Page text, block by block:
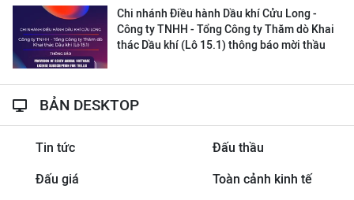
Chi nhánh Điều hành Dầu khí Cửu Long -
Công ty TNHH - Tổng Công ty Thăm dò Khai
thác Dầu khí (Lô 15.1) thông báo mời thầu
BẢN DESKTOP
Tin tức Đấu thầu
Đấu giá Toàn cảnh kinh tế